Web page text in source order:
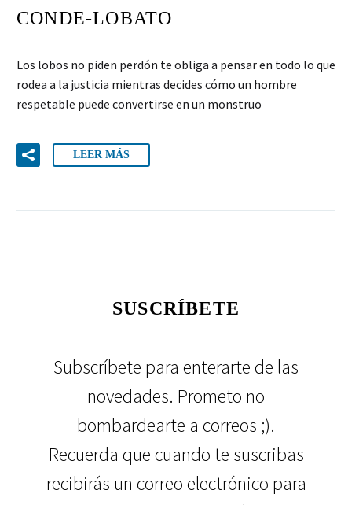
CONDE-LOBATO
Los lobos no piden perdón te obliga a pensar en todo lo que
rodea a la justicia mientras decides cómo un hombre
respetable puede convertirse en un monstruo
LEER MÁS
SUSCRÍBETE
Subscríbete para enterarte de las
novedades. Prometo no
bombardearte a correos ;).
Recuerda que cuando te suscribas
recibirás un correo electrónico para